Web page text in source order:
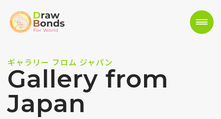
ギャラリー フロム ジャパン
Gallery from
Japan